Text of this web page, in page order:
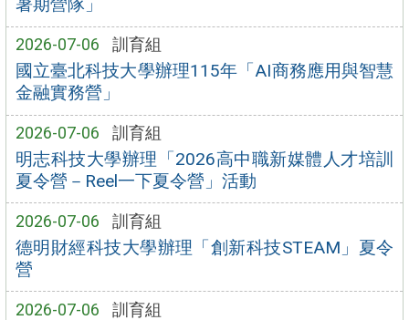
暑期營隊」
2026-07-06 訓育組
國立臺北科技大學辦理115年「AI商務應用與智慧
金融實務營」
2026-07-06 訓育組
明志科技大學辦理「2026高中職新媒體人才培訓
夏令營－Reel一下夏令營」活動
2026-07-06 訓育組
德明財經科技大學辦理「創新科技STEAM」夏令
營
2026-07-06 訓育組